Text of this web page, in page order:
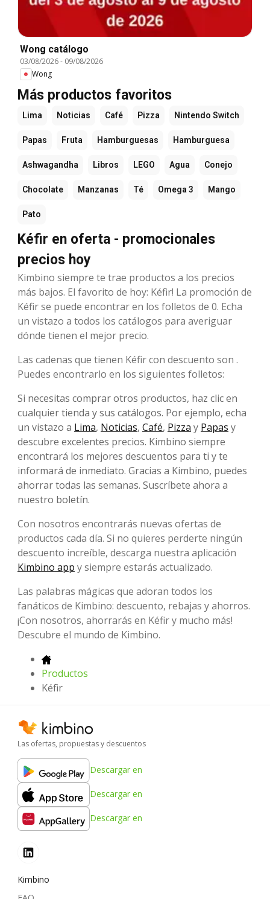
Wong catálogo
03/08/2026- 09/08/2026
Wong
Más productos favoritos
Lima Noticias Café Pizza Nintendo Switch
Papas Fruta Hamburguesas Hamburguesa
Ashwagandha Libros LEGO Agua Conejo
Chocolate Manzanas Té Omega 3 Mango
Pato
Kéfir en oferta - promocionales
precios hoy
Kimbino siempre te trae productos a los precios
más bajos. El favorito de hoy: Kéfir! La promoción de
Kéfir se puede encontrar en los folletos de 0. Echa
un vistazo a todos los catálogos para averiguar
dónde tienen el mejor precio.
Las cadenas que tienen Kéfir con descuento son .
Puedes encontrarlo en los siguientes folletos:
Si necesitas comprar otros productos, haz clic en
cualquier tienda y sus catálogos. Por ejemplo, echa
un vistazo a Lima, Noticias, Café, Pizza y Papas y
descubre excelentes precios. Kimbino siempre
encontrará los mejores descuentos para ti y te
informará de inmediato. Gracias a Kimbino, puedes
ahorrar todas las semanas. Suscríbete ahora a
nuestro boletín.
Con nosotros encontrarás nuevas ofertas de
productos cada día. Si no quieres perderte ningún
descuento increíble, descarga nuestra aplicación
Kimbino app y siempre estarás actualizado.
Las palabras mágicas que adoran todos los
fanáticos de Kimbino: descuento, rebajas y ahorros.
¡Con nosotros, ahorrarás en Kéfir y mucho más!
Descubre el mundo de Kimbino.
Productos
Kéfir
Las ofertas, propuestas y descuentos
Descargar en
Descargar en
Descargar en
Kimbino